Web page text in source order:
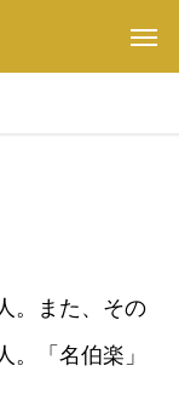
。また、その
。「名伯楽」